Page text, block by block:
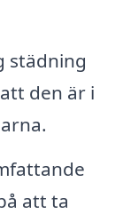
städning
den är i
att ta